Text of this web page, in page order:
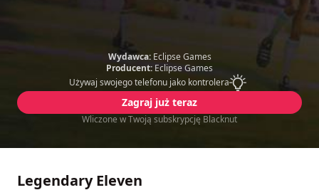
Wydawca: Eclipse Games
Producent: Eclipse Games
Używaj swojego telefonu jako kontrolera
Zagraj już teraz
Wliczone w Twoją subskrypcję Blacknut
Legendary Eleven